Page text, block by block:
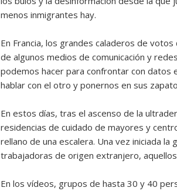
menos inmigrantes hay.
En Francia, los grandes caladeros de
de algunos medios de comunicación y
podemos hacer para confrontar con datos
hablar con el otro y ponernos en sus
En estos días, tras el ascenso de la
residencias de cuidado de mayores y
rellano de una escalera. Una vez iniciada
trabajadoras de origen extranjero,
En los vídeos, grupos de hasta 30 y 40